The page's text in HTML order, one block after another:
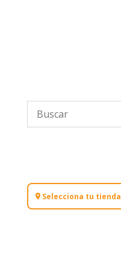
Selecciona tu tienda